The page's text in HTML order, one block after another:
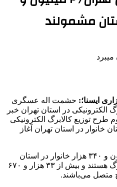
ایسنا؛: حشمت اله عسگری
الکترونیکی در استان تهران خبر
توزیع کالابرگ الکترونیکی
خانوار در استان تهران آغاز
وی افزود: در این مرحله، ۲ میلیون و ۳۴۰ هزار خانوار در استان
تهران مشمول دریافت این کالابرگ هستند و بیش از ۳۳ هزار و ۶۷۰
متصل می‌باشند.